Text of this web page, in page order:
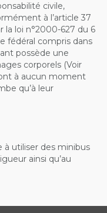
civile,
à l’article 37
la loi n°2000-627 du 6
fédéral compris dans
possède une
corporels (Voir
à aucun moment
qu’à leur
à utiliser des minibus
ainsi qu’au